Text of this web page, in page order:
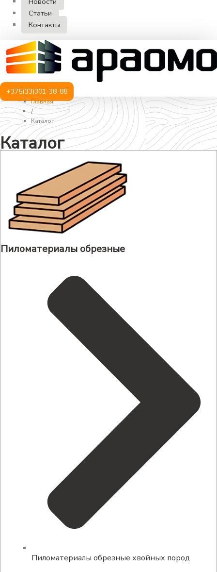
Статьи
Контакты
+375(33)301-38-88
Главная
/
Каталог
Каталог
Пиломатериалы обрезные
Пиломатериалы обрезные хвойных пород